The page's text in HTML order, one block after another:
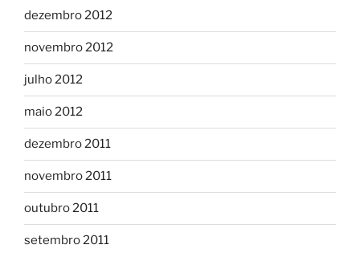
dezembro 2012
novembro 2012
julho 2012
maio 2012
dezembro 2011
novembro 2011
outubro 2011
setembro 2011